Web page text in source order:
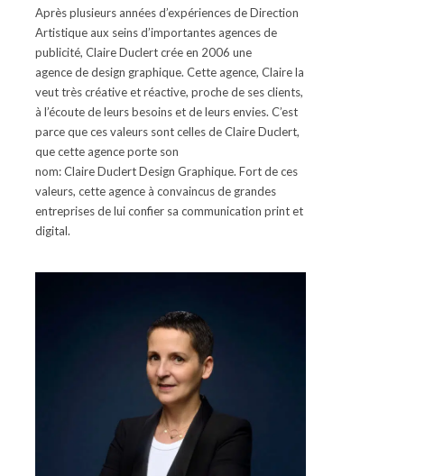
Après plusieurs années d’expériences de Direction
Artistique aux seins d’importantes agences de
publicité, ClaireDuclertcrée en 2006 une
agencede design graphique. Cette agence, Claire la
veut très créative et réactive, proche de ses clients,
à l’écoute de leurs besoins et de leurs envies. C’est
parce que ces valeurs sont celles de ClaireDuclert,
que cette agence porte son
nom:ClaireDuclertDesign Graphique. Fort de ces
valeurs, cette agence à convaincus de grandes
entreprises de lui confier sa communication printet
digital.